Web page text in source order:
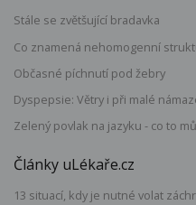
Stále se zvětšující bradavka
Co znamená nehomogenní
Občasné píchnutí pod žebry
Dyspepsie: Větry i při malé
Zelený povlak na jazyku - co to
Články uLékaře.cz
13 situací, kdy je nutné volat